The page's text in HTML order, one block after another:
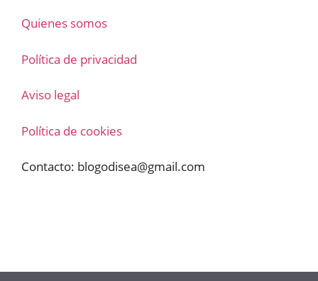
Quienes somos
Política de privacidad
Aviso legal
Política de cookies
Contacto: blogodisea@gmail.com